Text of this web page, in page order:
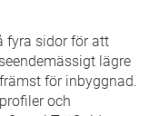
fyra sidor för att
lägre
för inbyggnad.
och